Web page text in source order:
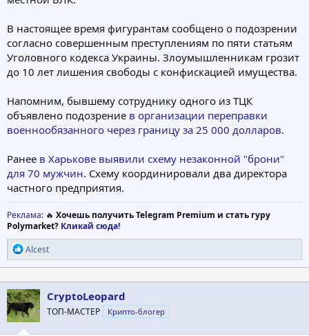
В настоящее время фигурантам сообщено о подозрении
согласно совершенным преступлениям по пяти статьям
Уголовного кодекса Украины. Злоумышленникам грозит
до 10 лет лишения свободы с конфискацией имущества.
Напомним, бывшему сотруднику одного из ТЦК
объявлено подозрение в организации переправки
военнообязанного через границу за 25 000 долларов.
Ранее в Харькове выявили схему незаконной "брони"
для 70 мужчин. Схему координировали два директора
частного предприятия.
Реклама: 🔥 Хочешь получить Telegram Premium и стать гуру
Polymarket? Кликай сюда!
Р
е
а
к
ц
и
и
:
Alcest
CryptoLeopard
ТОП-МАСТЕР Крипто-блогер